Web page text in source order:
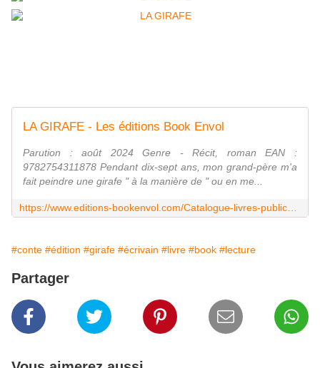
LA GIRAFE - Les éditions Book Envol
Parution : août 2024 Genre - Récit, roman EAN :
9782754311878 Pendant dix-sept ans, mon grand-père m'a
fait peindre une girafe " à la manière de " ou en me...
#conte #édition #girafe #écrivain #livre #book #lecture
Partager